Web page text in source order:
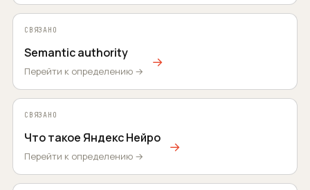
СВЯЗАНО
Semantic authority
Перейти к определению →
→
СВЯЗАНО
Что такое Яндекс Нейро
Перейти к определению →
→